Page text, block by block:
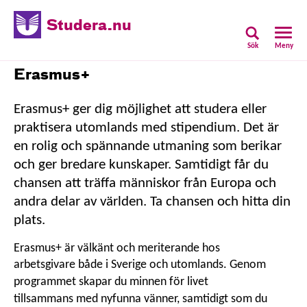
Studera.nu
Sök Meny
Erasmus+
Erasmus+ ger dig möjlighet att studera eller
praktisera utomlands med stipendium. Det är
en rolig och spännande utmaning som berikar
och ger bredare kunskaper. Samtidigt får du
chansen att träffa människor från Europa och
andra delar av världen. Ta chansen och hitta din
plats.
Erasmus+ är välkänt och meriterande hos
arbetsgivare både i Sverige och utomlands. Genom
programmet skapar du minnen för livet
tillsammans med nyfunna vänner, samtidigt som du